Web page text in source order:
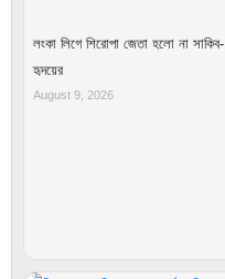
লংকা লিগে শিরোপা জেতা হলো না সাকিব-
হৃদয়ের
August 9, 2026